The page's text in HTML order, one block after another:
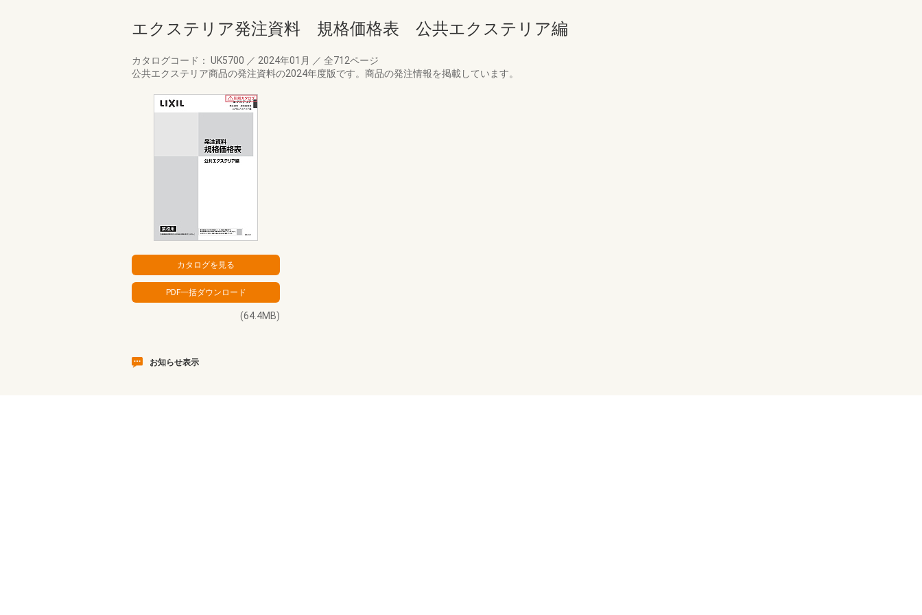
エクステリア発注資料 規格価格表 公共エクステリア編
カタログコード： UK5700 ／ 2024年01月 ／ 全712ページ
公共エクステリア商品の発注資料の2024年度版です。商品の発注情報を掲載しています。
(64.4MB)
お知らせ表示